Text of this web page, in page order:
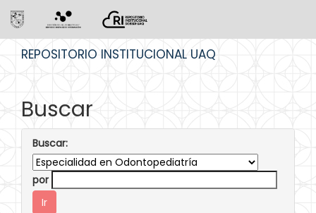
REPOSITORIO INSTITUCIONAL UAQ
Buscar
Buscar:
por